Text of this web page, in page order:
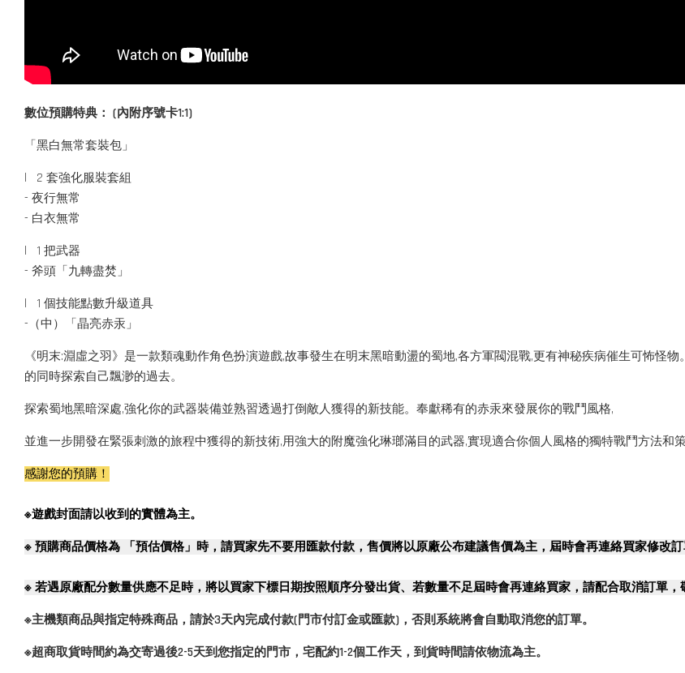
數位預購特典 ： (內附序號卡1:1)
「黑白無常套裝包」
l 2 套強化服裝套組
- 夜行無常
- 白衣無常
l 1 把武器
- 斧頭「九轉盡焚」
l 1 個技能點數升級道具
-（中）「晶亮赤汞」
《明末:淵虛之羽》是一款類魂動作角色扮演遊戲,故事發生在明末黑暗動盪的蜀地,各方軍閥混戰,更有神秘疾病催生可怖怪
的同時探索自己飄渺的過去。
探索蜀地黑暗深處,強化你的武器裝備並熟習透過打倒敵人獲得的新技能。奉獻稀有的赤汞來發展你的戰鬥風格,
並進一步開發在緊張刺激的旅程中獲得的新技術,用強大的附魔強化琳瑯滿目的武器,實現適合你個人風格的獨特戰鬥方法和策
感謝您的預購！
※遊戲封面請以收到的實體為主。
※ 預購商品價格為 「預估價格」時，請買家先不要用匯款付款，售價將以原廠公布建議售價為主，屆時會再連絡買家修改
※ 若遇原廠配分數量供應不足時，將以買家下標日期按照順序分發出貨、若數量不足屆時會再連絡買家，請配合取消訂單，
※主機類商品與指定特殊商品，請於3天內完成付款(門市付訂金或匯款)，否則系統將會自動取消您的訂單。
※超商取貨時間約為交寄過後2-5天到您指定的門市，宅配約1-2個工作天，到貨時間請依物流為主。